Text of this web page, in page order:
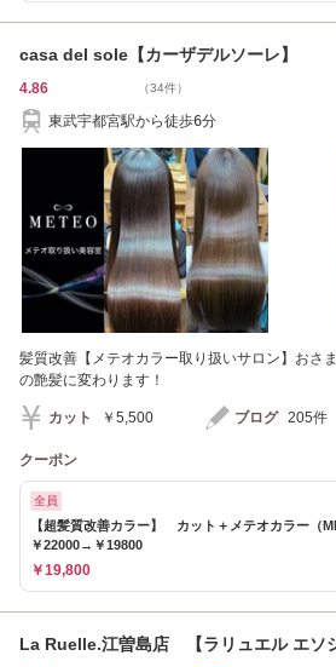
casa del sole【カーザデルソーレ】
4.86 （34件）
東武宇都宮駅から徒歩6分
髪質改善【メテオカラー取り扱いサロン】おさ
の艶髪に変わります！
カット ￥5,500 ブログ 205件
クーポン
全員
【超髪質改善カラー】 カット＋メテオカラー
￥22000→￥19800
￥19,800
La Ruelle.江曽島店 【ラリュエル エソ